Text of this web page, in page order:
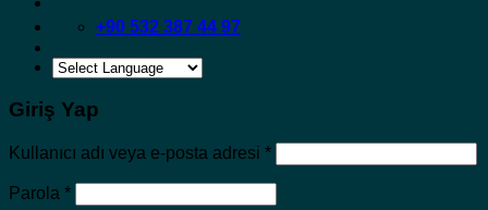
+90 532 387 44 97
Giriş Yap
Kullanıcı adı veya e-posta adresi *Gerekli
Parola *Gerekli